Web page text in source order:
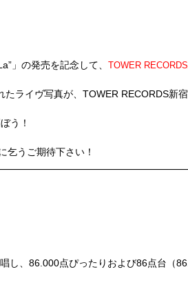
」の発売を記念して、 TOWER
ライヴ写真が、TOWER RECORDS新
う！
乞うご期待下さい！
し、86.000点ぴったりおよび86点台（